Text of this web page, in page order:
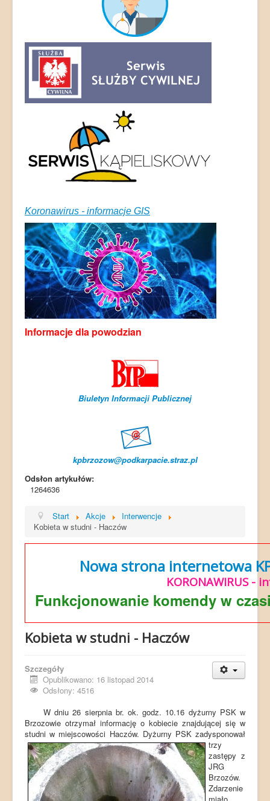
Koronawirus - informacje GIS
Informacje dla powodzian
Biuletyn Informacji Publicznej
kpbrzozow@podkarpacie.straz.pl
Odsłon artykułów:
1264636
Start Akcje
Interwencje
Kobieta w studni - Haczów
Nowa strona internetowa
KORONAWIRUS -
Funkcjonowanie komendy w
Kobieta w studni - Haczów
Szczegóły
Opublikowano: 16 listopad 2014
Odsłony: 4516
W dniu 26 sierpnia br. ok. godz. 10.16 dyżurny PSK w
Brzozowie otrzymał informację o kobiecie znajdującej się w
studni w miejscowości Haczów. Dyżurny PSK zadysponował
trzy
zastępy z
JRG
Brzozów.
Zdarzenie